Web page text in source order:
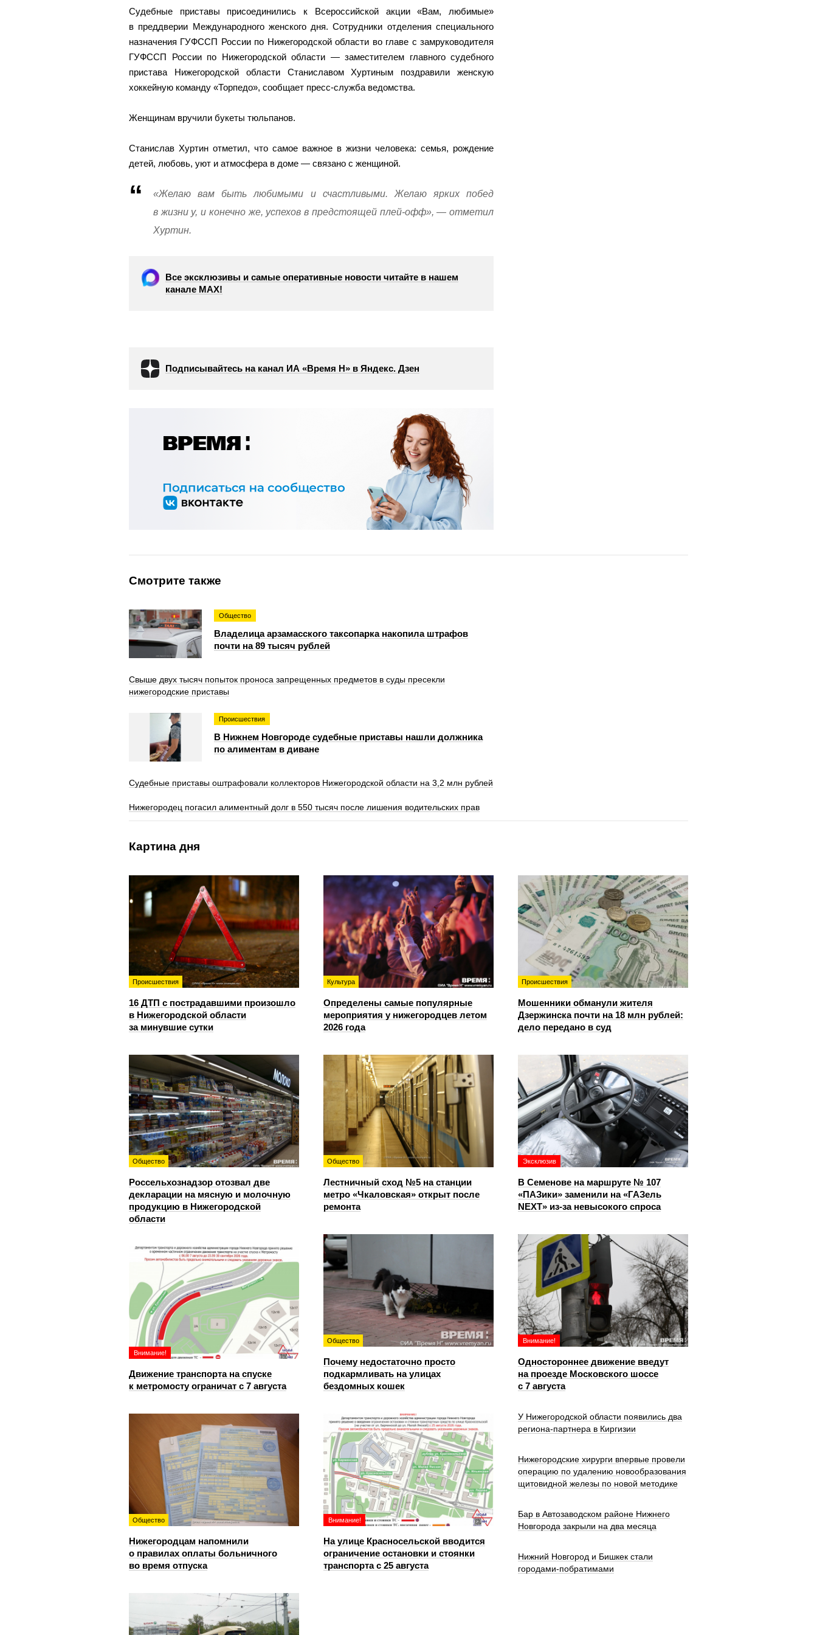
Судебные приставы присоединились к Всероссийской акции «Вам, любимые»
в преддверии Международного женского дня. Сотрудники отделения специального
назначения ГУФССП России по Нижегородской области во главе с замруководителя
ГУФССП России по Нижегородской области — заместителем главного судебного
пристава Нижегородской области Станиславом Хуртиным поздравили женскую
хоккейную команду «Торпедо», сообщает пресс-служба ведомства.
Женщинам вручили букеты тюльпанов.
Станислав Хуртин отметил, что самое важное в жизни человека: семья, рождение
детей, любовь, уют и атмосфера в доме — связано с женщиной.
«Желаю вам быть любимыми и счастливыми. Желаю ярких побед
в жизни у, и конечно же, успехов в предстоящей плей-офф», — отметил
Хуртин.
Все эксклюзивы и самые оперативные новости читайте в нашем
канале МАХ!
Подписывайтесь на канал ИА «Время Н» в Яндекс. Дзен
Смотрите также
Общество
Владелица арзамасского таксопарка накопила штрафов
почти на 89 тысяч рублей
Свыше двух тысяч попыток проноса запрещенных предметов в суды пресекли
нижегородские приставы
Происшествия
В Нижнем Новгороде судебные приставы нашли должника
по алиментам в диване
Судебные приставы оштрафовали коллекторов Нижегородской области на 3,2 млн рублей
Нижегородец погасил алиментный долг в 550 тысяч после лишения водительских прав
Картина дня
Происшествия
16 ДТП с пострадавшими произошло
в Нижегородской области
за минувшие сутки
Культура
Определены самые популярные
мероприятия у нижегородцев летом
2026 года
Происшествия
Мошенники обманули жителя
Дзержинска почти на 18 млн рублей:
дело передано в суд
Общество
Россельхознадзор отозвал две
декларации на мясную и молочную
продукцию в Нижегородской
области
Общество
Лестничный сход №5 на станции
метро «Чкаловская» открыт после
ремонта
Эксклюзив
В Семенове на маршруте № 107
«ПАЗики» заменили на «ГАЗель
NEXT» из‑за невысокого спроса
Общество
Почему недостаточно просто
подкармливать на улицах
бездомных кошек
Внимание!
Одностороннее движение введут
на проезде Московского шоссе
с 7 августа
Внимание!
Движение транспорта на спуске
к метромосту ограничат с 7 августа
Общество
Нижегородцам напомнили
о правилах оплаты больничного
во время отпуска
Внимание!
На улице Красносельской вводится
ограничение остановки и стоянки
транспорта с 25 августа
У Нижегородской области появились два
региона-партнера в Киргизии
Нижегородские хирурги впервые провели
операцию по удалению новообразования
щитовидной железы по новой методике
Бар в Автозаводском районе Нижнего
Новгорода закрыли на два месяца
Нижний Новгород и Бишкек стали
городами-побратимами